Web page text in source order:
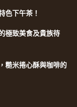
色下午茶！
極致美食及貴族待
糙米捲心酥與咖啡的